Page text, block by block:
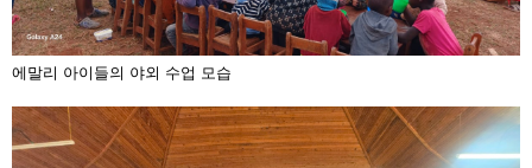
에말리 아이들의 야외 수업 모습